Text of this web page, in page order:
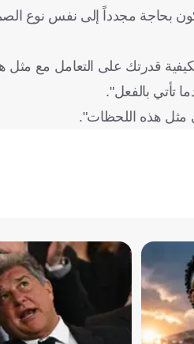
إنجلترا ستكون بحاجة مجدداً إلى نفس
قدرتك على التعامل مع مثل
تأتي بالفعل".
مثل هذه اللحظات".